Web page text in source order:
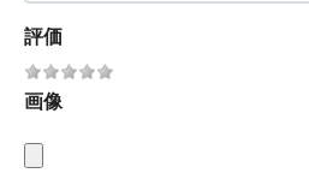
評価
画像